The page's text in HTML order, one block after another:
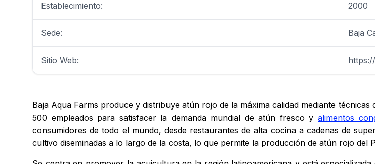
Establecimiento: 2000
Sede: Baja
Sitio Web:
Baja Aqua Farms produce y distribuye atún rojo de la máxima calidad mediante
500 empleados para satisfacer la demanda mundial de atún fresco yalimentos
consumidores de todo el mundo, desde restaurantes de alta cocina a cadenas de
cultivo diseminadas a lo largo de la costa, lo que permite la producción de atún rojo del